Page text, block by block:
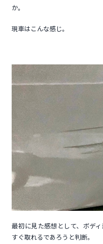
か。
現車はこんな感じ。
最初に見た感想として、ボデ
すぐ取れるであろうと判断。